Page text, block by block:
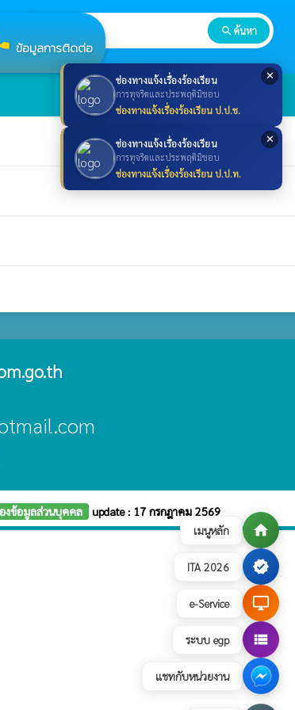
เมนูหลัก home
ITA 2026 verified
e-Service desktop_windows
ระบบ egp view_list
แชทกับหน่วยงาน
✕
ช่องทางแจ้งเรื่องร้องเรียน
การทุจริตและประพฤติมิชอบ
ช่องทางแจ้งเรื่องร้องเรียน ป.ป.ช.
✕
ช่องทางแจ้งเรื่องร้องเรียน
การทุจริตและประพฤติมิชอบ
ช่องทางแจ้งเรื่องร้องเรียน ป.ป.ท.
ข้อมูลการติดต่อ
search ค้นหา
งข้อมูลส่วนบุคคล update : 17 กรกฎาคม 2569